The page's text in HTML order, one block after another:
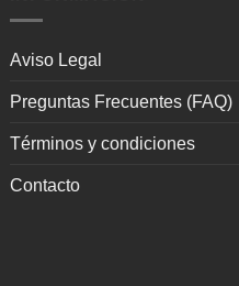
Aviso Legal
Preguntas Frecuentes (FAQ)
Términos y condiciones
Contacto